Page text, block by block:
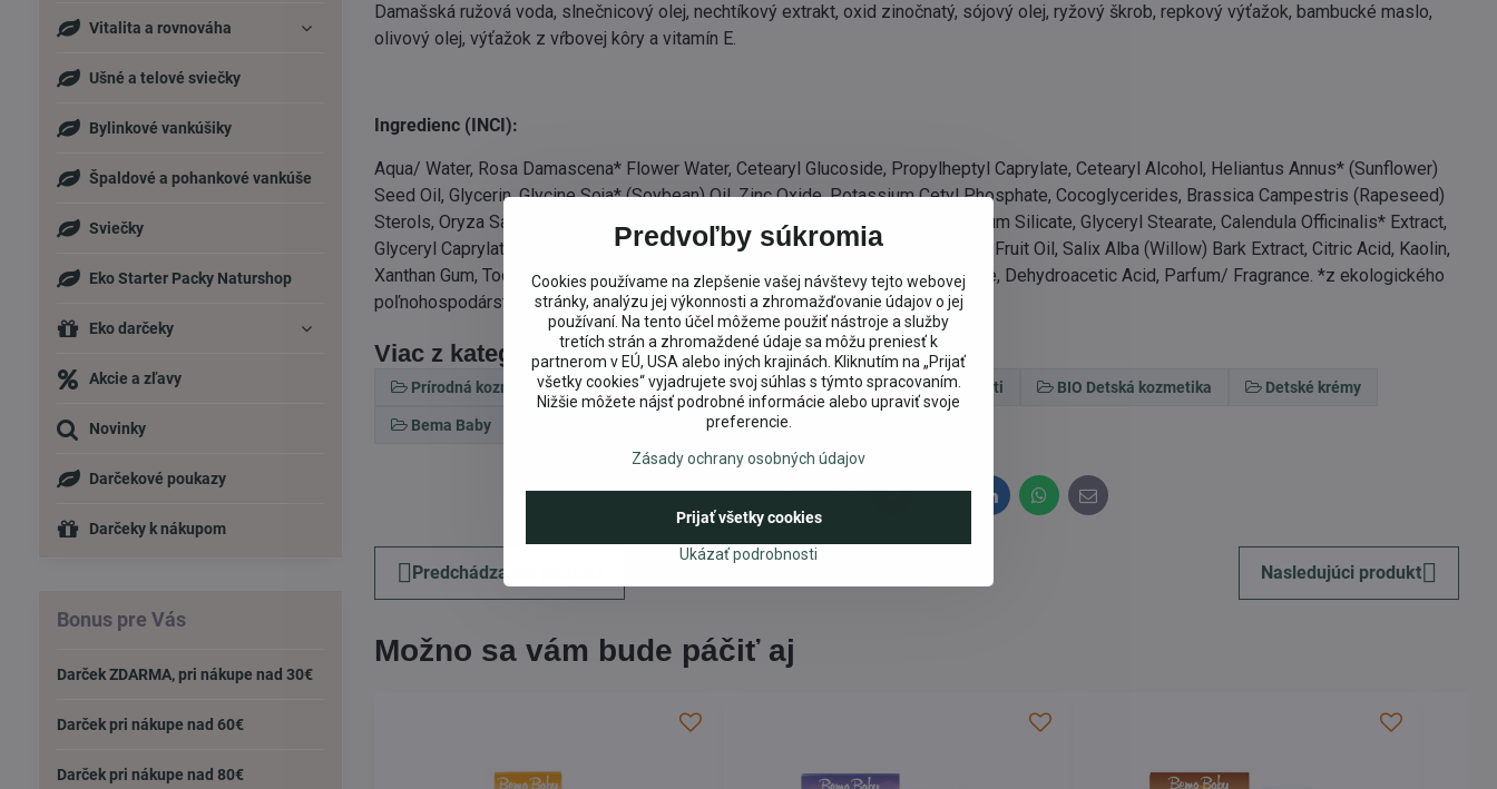
Damašská ružová voda, slnečnicový olej, nechtíkový extrakt, oxid zinočnatý, sójový olej, ryžový škrob, repkový výťažok, bambucké maslo,
olivový olej, výťažok z vŕbovej kôry a vitamín E.
Ingredienc (INCI):
Aqua/ Water, Rosa Damascena* Flower Water, Cetearyl Glucoside, Propylheptyl Caprylate, Cetearyl Alcohol, Heliantus Annus* (Sunflower)
Seed Oil, Glycerin, Glycine Soja* (Soybean) Oil, Zinc Oxide, Potassium Cetyl Phosphate, Cocoglycerides, Brassica Campestris (Rapeseed)
Sterols, Oryza Sativa (Rice) Germ Oil, Dicaprylyl Carbonate, Magnesium Aluminium Silicate, Glyceryl Stearate, Calendula Officinalis* Extract,
Glyceryl Caprylate, Butyrospermum Parkii* (Shea) butter, Olea Europaea* (Olive) Fruit Oil, Salix Alba (Willow) Bark Extract, Citric Acid, Kaolin,
Xanthan Gum, Tocopherol. Benzyl Alcohol, Sodium Benzoate, Potassium Sorbate, Dehydroacetic Acid, Parfum/ Fragrance. *z ekologického
poľnohospodárstva
Viac z kategórie
Prírodná kozmetika podľa značky Prírodná BIO kozmetika Eko pre deti BIO Detská kozmetika Detské krémy
Bema Baby
LinkedInWhatsApp
E-
mail
Predchádzajúci produkt Nasledujúci produkt
Možno sa vám bude páčiť aj
Vitalita a rovnováha
Ušné a telové sviečky
Bylinkové vankúšiky
Špaldové a pohankové vankúše
Sviečky
Eko Starter Packy Naturshop
Eko darčeky
Akcie a zľavy
Novinky
Darčekové poukazy
Darčeky k nákupom
Bonus pre Vás
Darček ZDARMA, pri nákupe nad 30€
Darček pri nákupe nad 60€
Darček pri nákupe nad 80€
Predvoľby súkromia
Cookies používame na zlepšenie vašej návštevy tejto webovej
stránky, analýzu jej výkonnosti a zhromažďovanie údajov o jej
používaní. Na tento účel môžeme použiť nástroje a služby
tretích strán a zhromaždené údaje sa môžu preniesť k
partnerom v EÚ, USA alebo iných krajinách. Kliknutím na „Prijať
všetky cookies“ vyjadrujete svoj súhlas s týmto spracovaním.
Nižšie môžete nájsť podrobné informácie alebo upraviť svoje
preferencie.
Zásady ochrany osobných údajov
Ukázať podrobnosti
Prijať všetky cookies